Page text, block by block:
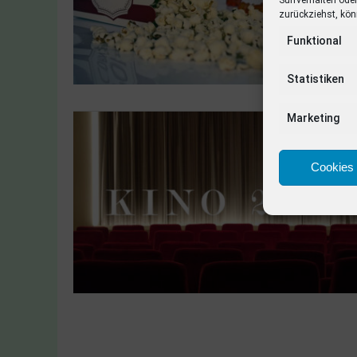
zurückziehst,
Funktional
Statistiken
Marketing
Cookies